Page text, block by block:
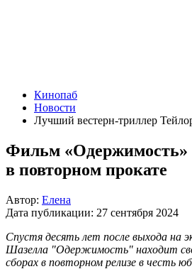
Кинопаб
Новости
Лучший вестерн-триллер
Фильм «Одержимость»
в повторном прокате
Автор: Елена
Дата публикации: 27 сентября 2024
Спустя десять лет после выхода на
Шазелла "Одержимость" находит
сборах в повторном релизе в честь